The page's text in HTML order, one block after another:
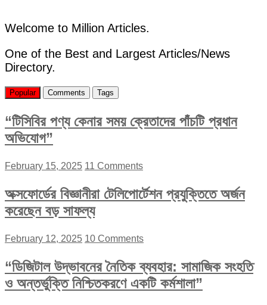
Welcome to Million Articles.
One of the Best and Largest Articles/News
Directory.
Popular Comments Tags
“টিসিবির পণ্য কেনার সময় ক্রেতাদের পাঁচটি প্রধান
অভিযোগ”
February 15, 2025 11 Comments
অক্সফোর্ডের বিজ্ঞানীরা টেলিপোর্টেশন প্রযুক্তিতে অর্জন
করেছেন বড় সাফল্য
February 12, 2025 10 Comments
“ডিজিটাল উদ্ভাবনের নৈতিক ব্যবহার: সামাজিক সংহতি
ও অন্তর্ভুক্তি নিশ্চিতকরণে একটি কর্মশালা”